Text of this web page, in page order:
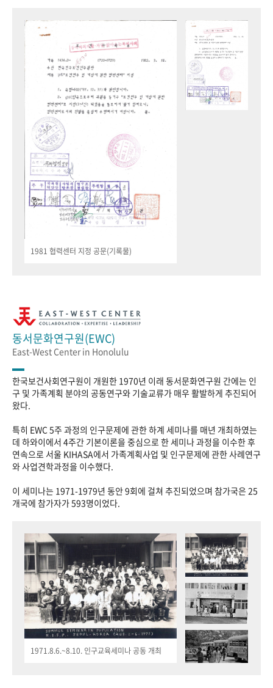
1981 협력센터 지정 공문(기록물)
동서문화연구원(EWC)
East-West Center in Honolulu
한국보건사회연구원이 개원한 1970년 이래 동서문화연구원 간에는 인
구 및 가족계획 분야의 공동연구와 기술교류가 매우 활발하게 추진되어
왔다.
특히 EWC 5주 과정의 인구문제에 관한 하계 세미나를 매년 개최하였는
데 하와이에서 4주간 기본이론을 중심으로 한 세미나 과정을 이수한 후
연속으로 서울 KIHASA에서 가족계획사업 및 인구문제에 관한 사례연구
와 사업견학과정을 이수했다.
이 세미나는 1971-1979년 동안 9회에 걸쳐 추진되었으며 참가국은 25
개국에 참가자가 593명이었다.
1971.8.6.~8.10. 인구교육세미나 공동 개최